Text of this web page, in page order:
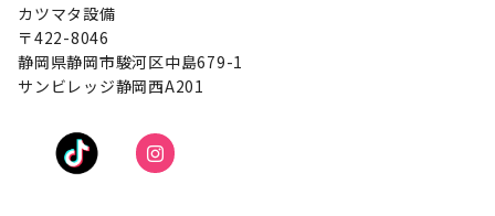
カツマタ設備
〒422-8046
静岡県静岡市駿河区中島679-1
サンビレッジ静岡西A201